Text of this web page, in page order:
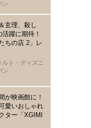
ン
玄理、殺し
活躍に期待！
ちの店 2」レ
ルト・ディズニ
ン
が映画館に！
愛いおしゃれ
ター「XGIMI